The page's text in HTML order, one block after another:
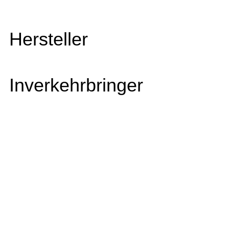
Hersteller
Inverkehrbringer